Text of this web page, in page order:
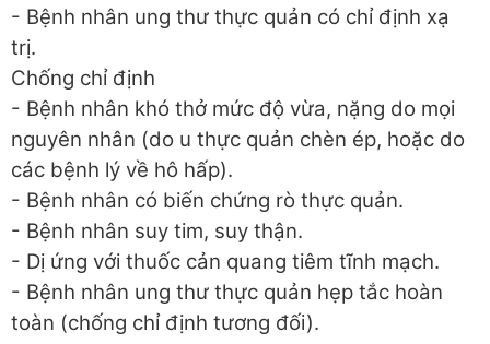
- Bệnh nhân ung thư thực quản có chỉ định xạ
trị.
Chống chỉ định
- Bệnh nhân khó thở mức độ vừa, nặng do mọi
nguyên nhân (do u thực quản chèn ép, hoặc do
các bệnh lý về hô hấp).
- Bệnh nhân có biến chứng rò thực quản.
- Bệnh nhân suy tim, suy thận.
- Dị ứng với thuốc cản quang tiêm tĩnh mạch.
- Bệnh nhân ung thư thực quản hẹp tắc hoàn
toàn (chống chỉ định tương đối).